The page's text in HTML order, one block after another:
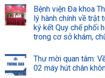
Bệnh viện Đa khoa
lý hành chính về trật
ký kết Quy chế phối
trong cơ sở khám,
Thư mời quan tâm:
02 máy hút chân